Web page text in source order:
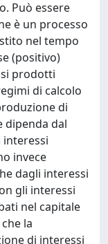
Può essere
è un processo
nel tempo
(positivo)
prodotti
di calcolo
di
dipenda dal
interessi
invece
dagli interessi
gli interessi
nel capitale
la
di interessi